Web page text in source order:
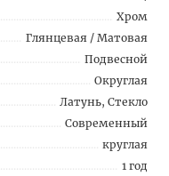
Хром
Глянцевая / Матовая
Подвесной
Округлая
Латунь, Стекло
Современный
круглая
1 год